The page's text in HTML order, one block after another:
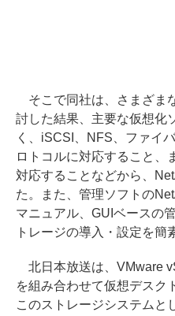
そこで同社は、さまざま
討した結果、主要な仮想化
く、iSCSI、NFS、ファイ
ロトコルに対応すること、
対応することなどから、
た。また、管理ソフトの
マニュアル、GUIベースの
トレージの導入・設定を簡
北日本放送は、VMware
を組み合わせて仮想デスク
このストレージシステムと